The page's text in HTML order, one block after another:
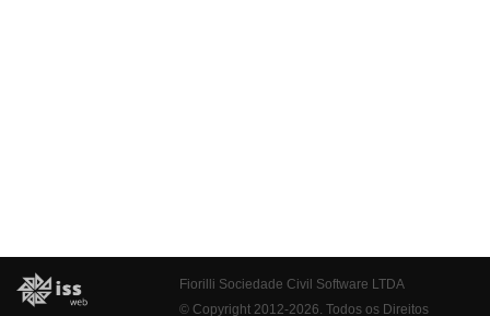
Fiorilli Sociedade Civil Software LTDA
© Copyright 2012-2026. Todos os Direitos